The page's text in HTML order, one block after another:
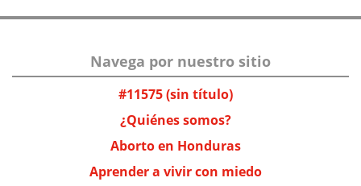
Navega por nuestro sitio
#11575 (sin título)
¿Quiénes somos?
Aborto en Honduras
Aprender a vivir con miedo